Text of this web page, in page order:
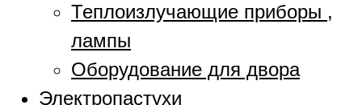
Теплоизлучающие приборы ,
лампы
Оборудование для двора
Электропастухи